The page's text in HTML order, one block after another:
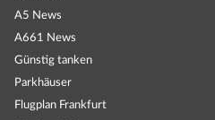
A5 News
A661 News
Günstig tanken
Parkhäuser
Flugplan Frankfurt